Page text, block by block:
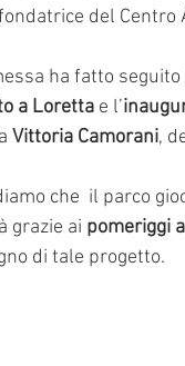
del Centro
ha fatto seguito
a Loretta e l’
Vittoria Camorani,
che  il parco
grazie ai pomeriggi
di tale progetto.